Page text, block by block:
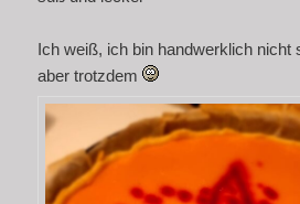
Ich weiß, ich bin handwerklich nicht
aber trotzdem